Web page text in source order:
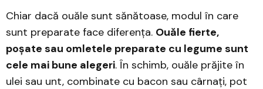
Chiar dacă ouăle sunt sănătoase, modul în care
sunt preparate face diferența. Ouăle fierte,
poșate sau omletele preparate cu legume sunt
cele mai bune alegeri. În schimb, ouăle prăjite în
ulei sau unt, combinate cu bacon sau cârnați, pot